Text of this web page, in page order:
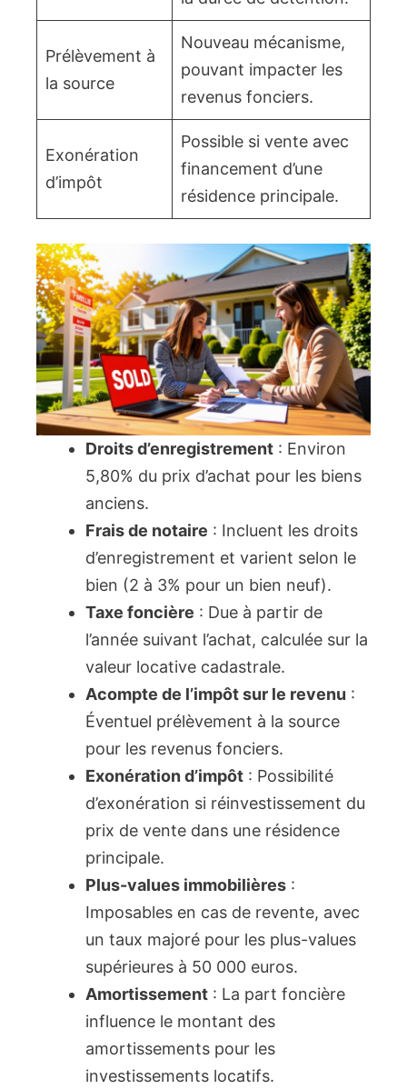
Prélèvement à
la source
Nouveau mécanisme,
pouvant impacter les
revenus fonciers.
Exonération
d’impôt
Possible si vente avec
financement d’une
résidence principale.
Droits d’enregistrement : Environ
5,80% du prix d’achat pour les biens
anciens.
Frais de notaire : Incluent les droits
d’enregistrement et varient selon le
bien (2 à 3% pour un bien neuf).
Taxe foncière : Due à partir de
l’année suivant l’achat, calculée sur la
valeur locative cadastrale.
Acompte de l’impôt sur le revenu :
Éventuel prélèvement à la source
pour les revenus fonciers.
Exonération d’impôt : Possibilité
d’exonération si réinvestissement du
prix de vente dans une résidence
principale.
Plus-values immobilières :
Imposables en cas de revente, avec
un taux majoré pour les plus-values
supérieures à 50 000 euros.
Amortissement : La part foncière
influence le montant des
amortissements pour les
investissements locatifs.